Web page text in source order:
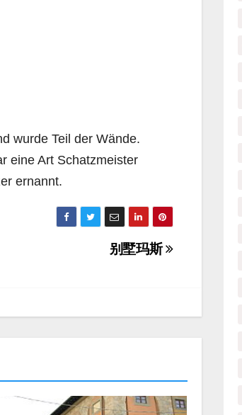
wurde Teil der Wände.
eine Art Schatzmeister
ernannt.
别墅玛斯